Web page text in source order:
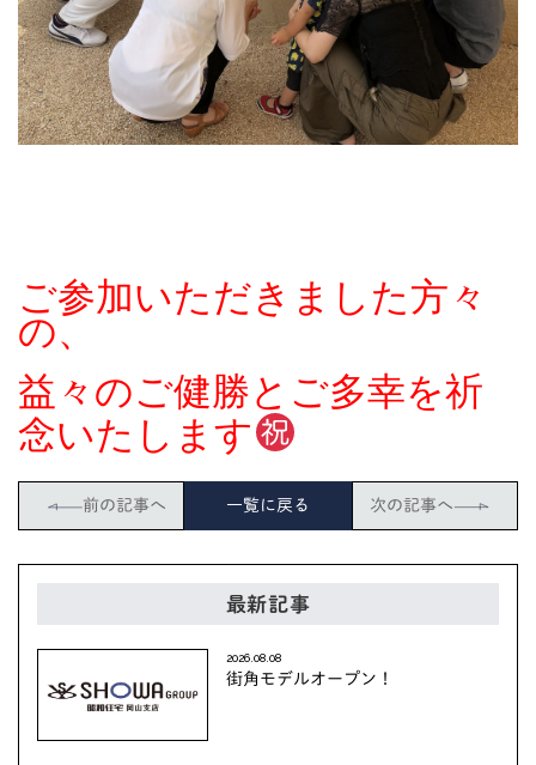
ご参加いただきました方々
の、
益々のご健勝とご多幸を祈
念いたします
前の記事へ 一覧に戻る 次の記事へ
最新記事
2026.08.08
街角モデルオープン！